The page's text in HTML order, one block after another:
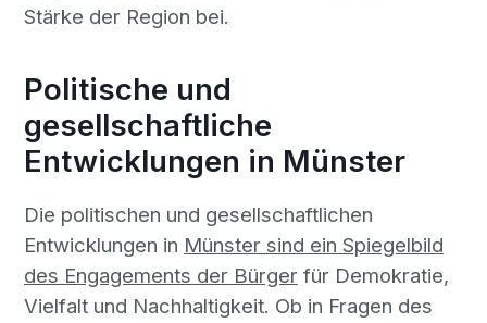
Stärke der Region bei.
Politische und
gesellschaftliche
Entwicklungen in Münster
Die politischen und gesellschaftlichen
Entwicklungen in Münster sind ein Spiegelbild
des Engagements der Bürgerfür Demokratie,
Vielfalt und Nachhaltigkeit. Ob in Fragen des